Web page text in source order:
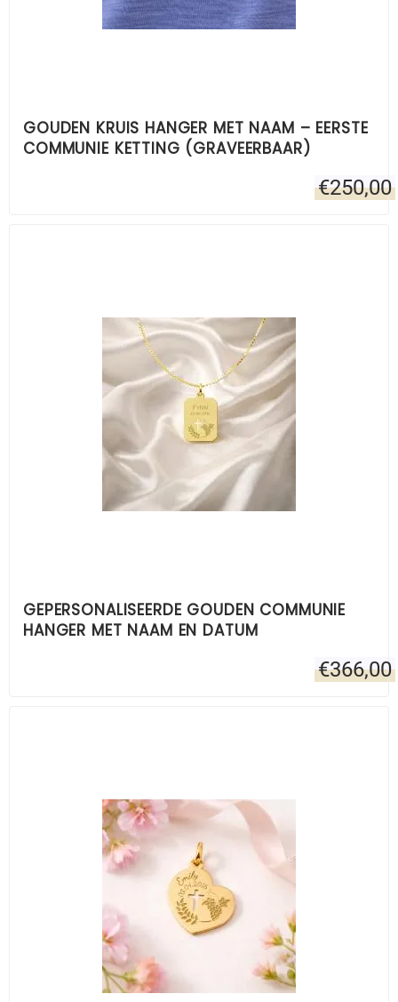
GOUDEN KRUIS HANGER MET NAAM – EERSTE
COMMUNIE KETTING (GRAVEERBAAR)
€250,00
GEPERSONALISEERDE GOUDEN COMMUNIE
HANGER MET NAAM EN DATUM
€366,00